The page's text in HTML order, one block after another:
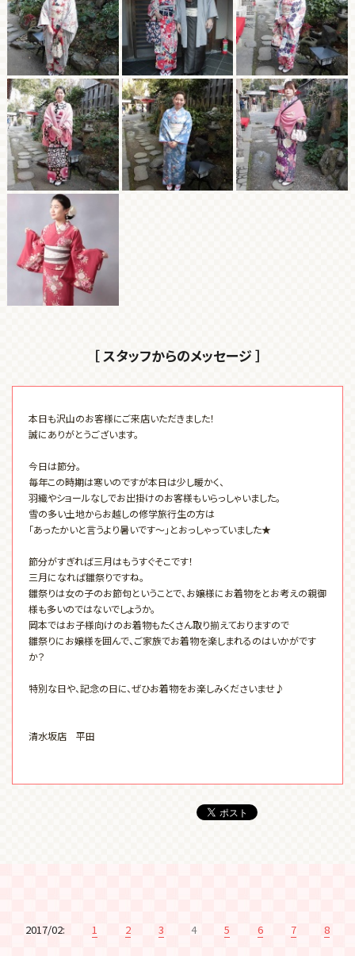
［ スタッフからのメッセージ ］
本日も沢山のお客様にご来店いただきました！
誠にありがとうございます。
今日は節分。
毎年この時期は寒いのですが本日は少し暖かく、
羽織やショールなしでお出掛けのお客様もいらっしゃいました。
雪の多い土地からお越しの修学旅行生の方は
「あったかいと言うより暑いです～」とおっしゃっていました★
節分がすぎれば三月はもうすぐそこです！
三月になれば雛祭りですね。
雛祭りは女の子のお節句ということで、お嬢様にお着物をとお考えの親御
様も多いのではないでしょうか。
岡本ではお子様向けのお着物もたくさん取り揃えておりますので
雛祭りにお嬢様を囲んで、ご家族でお着物を楽しまれるのはいかがです
か？
特別な日や、記念の日に、ぜひお着物をお楽しみくださいませ♪
清水坂店 平田
2017/02: 1 2 3 4 5 6 7 8